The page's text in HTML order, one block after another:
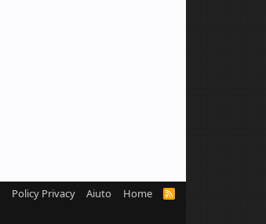
Policy Privacy Aiuto Home
R